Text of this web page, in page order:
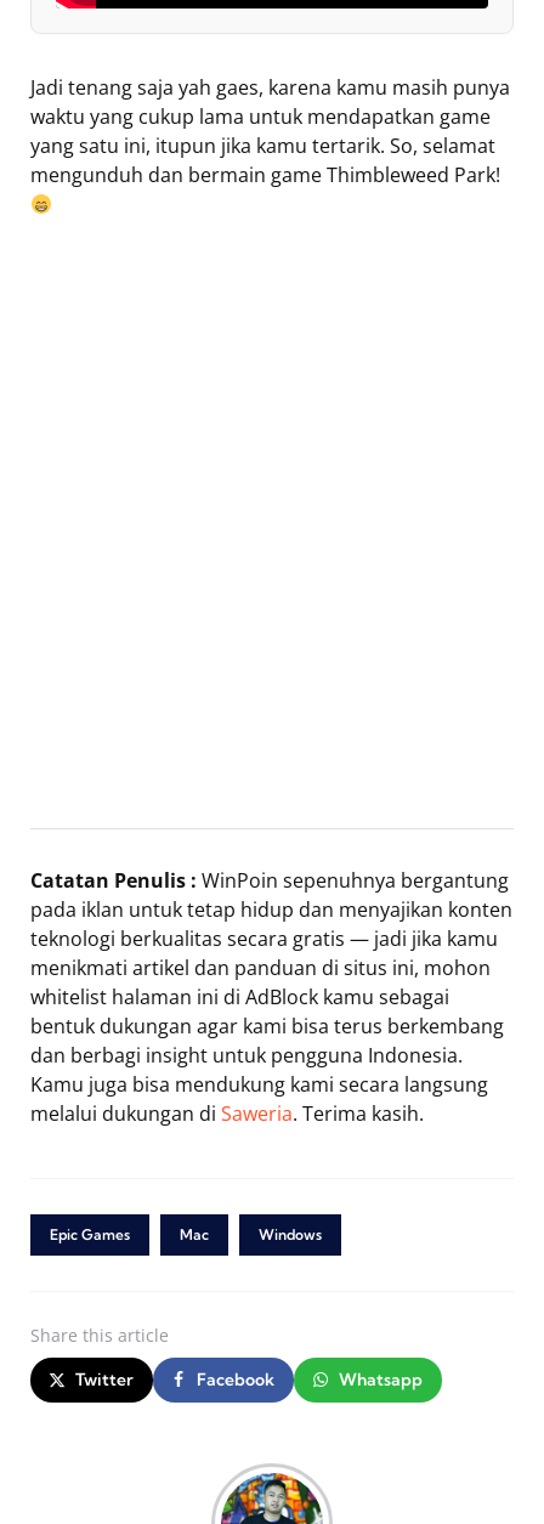
Jadi tenang saja yah gaes, karena kamu masih punya
waktu yang cukup lama untuk mendapatkan game
yang satu ini, itupun jika kamu tertarik. So, selamat
mengunduh dan bermain game Thimbleweed Park!
Catatan Penulis : WinPoin sepenuhnya bergantung
pada iklan untuk tetap hidup dan menyajikan konten
teknologi berkualitas secara gratis — jadi jika kamu
menikmati artikel dan panduan di situs ini, mohon
whitelist halaman ini di AdBlock kamu sebagai
bentuk dukungan agar kami bisa terus berkembang
dan berbagi insight untuk pengguna Indonesia.
Kamu juga bisa mendukung kami secara langsung
melalui dukungan di Saweria. Terima kasih.
Epic Games Mac Windows
Share this article
Twitter Facebook Whatsapp